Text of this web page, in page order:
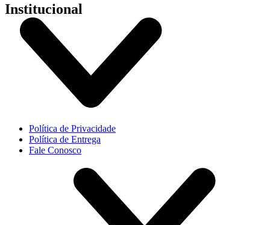
Institucional
Política de Privacidade
Política de Entrega
Fale Conosco